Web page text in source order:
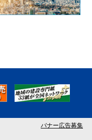
バナー広告募集